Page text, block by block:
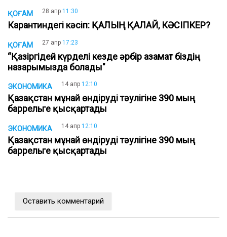
ҚОҒАМ 28 апр 11:30
Карантиндегі кәсіп: ҚАЛЫҢ ҚАЛАЙ, КӘСІПКЕР?
ҚОҒАМ 27 апр 17:23
“Қазіргідей күрделі кезде әрбір азамат біздің
назарымызда болады"
ЭКОНОМИКА 14 апр 12:10
Қазақстан мұнай өндіруді тәулігіне 390 мың
баррельге қысқартады
ЭКОНОМИКА 14 апр 12:10
Қазақстан мұнай өндіруді тәулігіне 390 мың
баррельге қысқартады
Оставить комментарий